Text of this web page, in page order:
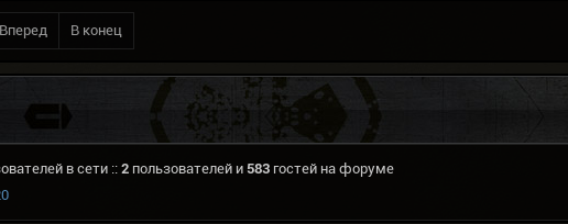
Вперед В конец
в сети :: 2 пользователей и 583 гостей на форуме